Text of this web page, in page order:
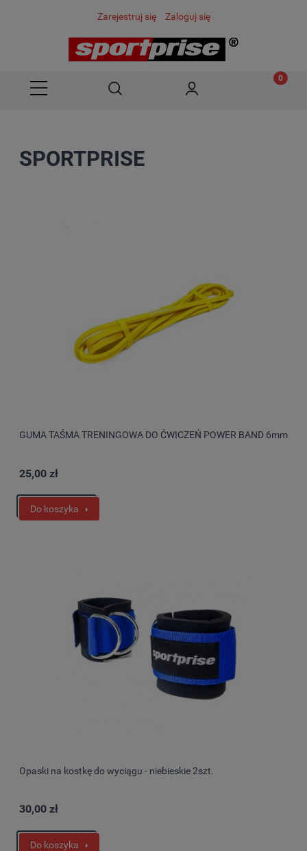
Zarejestruj się Zaloguj się
SPORTPRISE
GUMA TAŚMA TRENINGOWA DO ĆWICZEŃ POWER BAND 6mm
25,00 zł
Do koszyka
Opaski na kostkę do wyciągu - niebieskie 2szt.
30,00 zł
Do koszyka